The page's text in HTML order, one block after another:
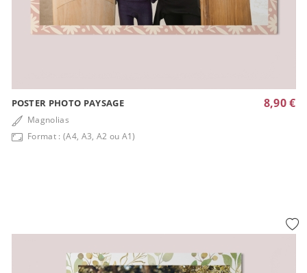
POSTER PHOTO PAYSAGE
Magnolias
Format : (A4, A3, A2 ou A1)
8,90 €